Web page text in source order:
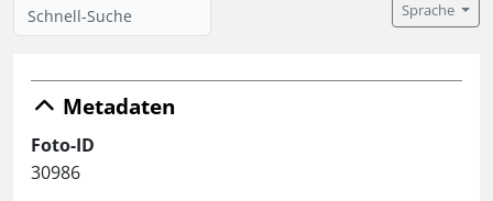
Sprache
Metadaten
Foto-ID
30986